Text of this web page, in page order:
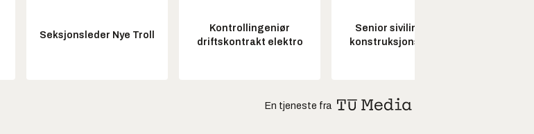
Seksjonsleder Nye Troll
Kontrollingeniør
driftskontrakt elektro
Senior sivilingeniør
konstruksjonsteknikk
En tjeneste fra